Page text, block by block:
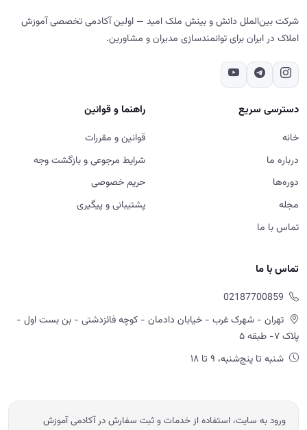
شرکت بین‌الملل دانش و بینش ملک امید — اولین آکادمی تخصصی آموزش
املاک در ایران برای توانمندسازی مدیران و مشاورین.
دسترسی سریع
خانه
درباره ما
دوره‌ها
مجله
تماس با ما
راهنما و قوانین
قوانین و مقررات
شرایط مرجوعی و بازگشت وجه
حریم خصوصی
پشتیبانی و پیگیری
تماس با ما
02187700859
تهران - شهرک غرب - خیابان دادمان - کوچه فائزدشتی - بن بست اول -
پلاک ۷- طبقه ۵
شنبه تا پنج‌شنبه، ۹ تا ۱۸
ورود به سایت، استفاده از خدمات و ثبت سفارش در آکادمی آموزش